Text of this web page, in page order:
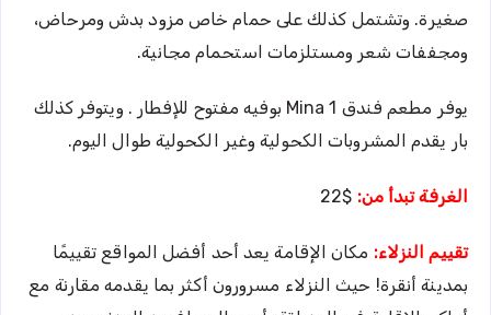
صغيرة. وتشتمل كذلك على حمام خاص مزود بدش ومرحاض،
ومجففات شعر ومستلزمات استحمام مجانية.
يوفر مطعم فندق Mina 1 بوفيه مفتوح للإفطار . ويتوفر كذلك
بار يقدم المشروبات الكحولية وغير الكحولية طوال اليوم.
الغرفة تبدأ من: $22
تقييم النزلاء: مكان الإقامة يعد أحد أفضل المواقع تقييمًا
بمدينة أنقرة! حيث النزلاء مسرورون أكثر بما يقدمه مقارنة مع